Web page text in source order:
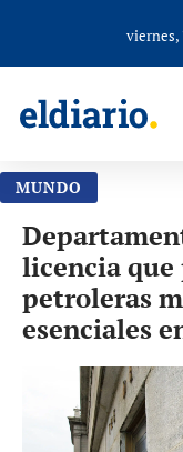
viernes,
MUNDO
licencia que
petroleras
esenciales